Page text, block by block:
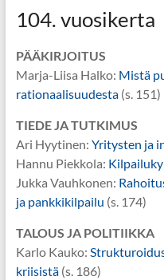
104. vuosikerta
PÄÄKIRJOITUS
Marja-Liisa Halko: Mistä
rationaalisuudesta(s. 151)
TIEDE JA TUTKIMUS
Ari Hyytinen: Yritysten ja
Hannu Piekkola:
Jukka Vauhkonen:
ja pankkikilpailu (s. 174)
TALOUS JA POLITIIKKA
Karlo Kauko:
kriisistä(s. 186)